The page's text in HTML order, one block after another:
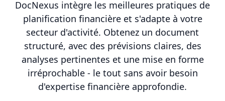
DocNexus intègre les meilleures pratiques de
planification financière et s'adapte à votre
secteur d'activité. Obtenez un document
structuré, avec des prévisions claires, des
analyses pertinentes et une mise en forme
irréprochable - le tout sans avoir besoin
d'expertise financière approfondie.